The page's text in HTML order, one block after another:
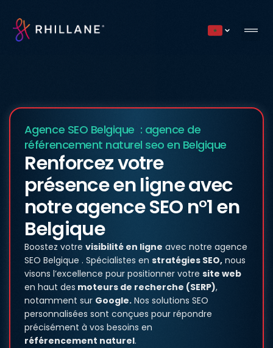
Current
Agence SEO Belgique : agence de
référencement naturel seo en Belgique
Renforcez votre
présence en ligne avec
notre agence SEO n°1 en
Belgique
Boostez votre visibilité en ligne avec notre agence
SEO Belgique . Spécialistes en stratégies SEO,nous
visons l’excellence pour positionner votre site web
en haut des moteurs de recherche (SERP),
notamment sur Google.Nos solutions SEO
personnalisées sont conçues pour répondre
précisément à vos besoins en
référencement naturel.